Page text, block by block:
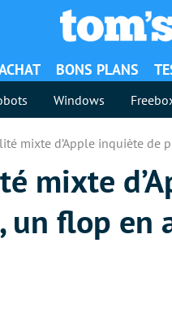
BONS PLANS
Windows
mixte d’Apple inquiète
mixte
un flop en